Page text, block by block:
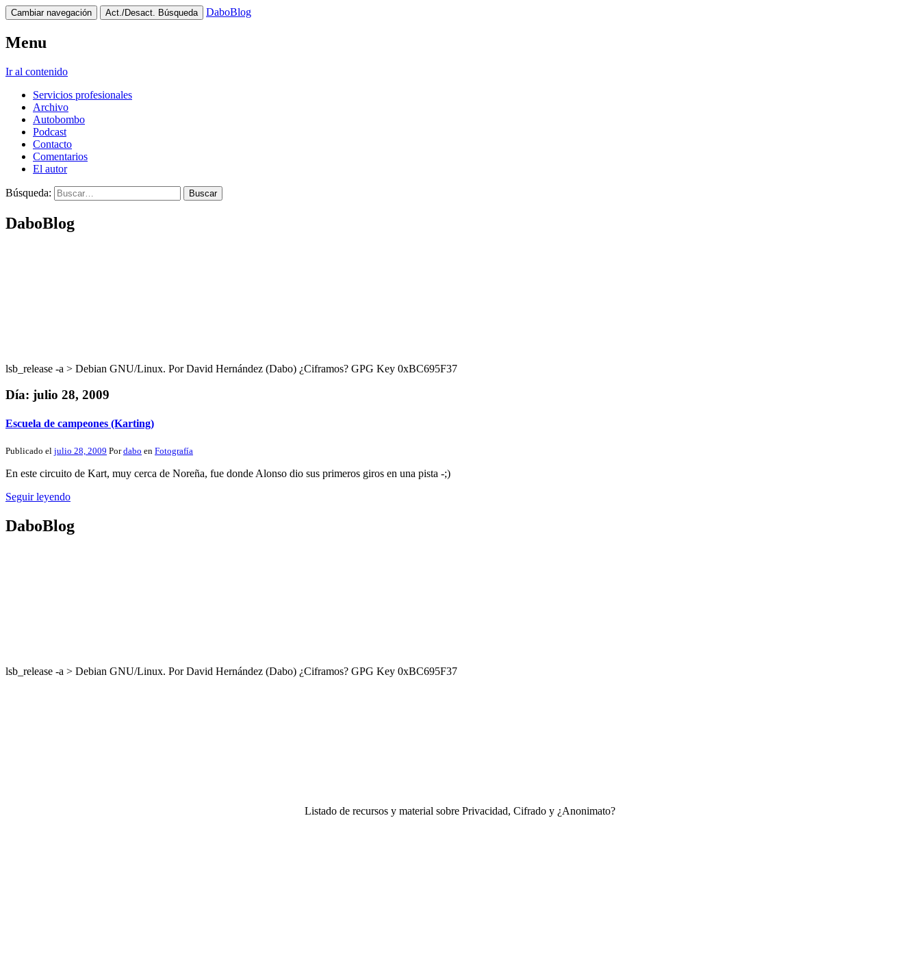
Cambiar navegación Act./Desact. Búsqueda DaboBlog
Menu
Ir al contenido
Servicios profesionales
Archivo
Autobombo
Podcast
Contacto
Comentarios
El autor
Búsqueda:
DaboBlog
lsb_release -a > Debian GNU/Linux. Por David Hernández (Dabo) ¿Ciframos? GPG Key 0xBC695F37
Día: julio 28, 2009
Escuela de campeones (Karting)
Publicado el julio 28, 2009 Pordabo en Fotografía
En este circuito de Kart, muy cerca de Noreña, fue donde Alonso dio sus primeros giros en una pista -;)
Seguir leyendo
DaboBlog
lsb_release -a > Debian GNU/Linux. Por David Hernández (Dabo) ¿Ciframos? GPG Key 0xBC695F37
Listado de recursos y material sobre Privacidad, Cifrado y ¿Anonimato?